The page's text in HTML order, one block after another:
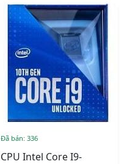
ONLINE)
Đã bán: 336
CPU Intel Core I9-